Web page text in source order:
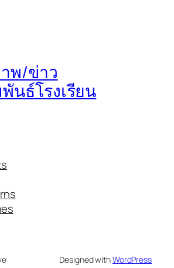
พ/ข่าว
นธ์โรงเรียน
Designed withWordPress